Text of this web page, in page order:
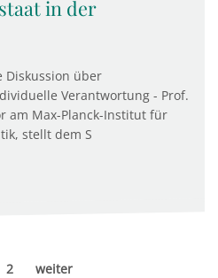
in der
Diskussion über
Verantwortung - Prof.
am Max-Planck-Institut für
stellt dem S
2 weiter